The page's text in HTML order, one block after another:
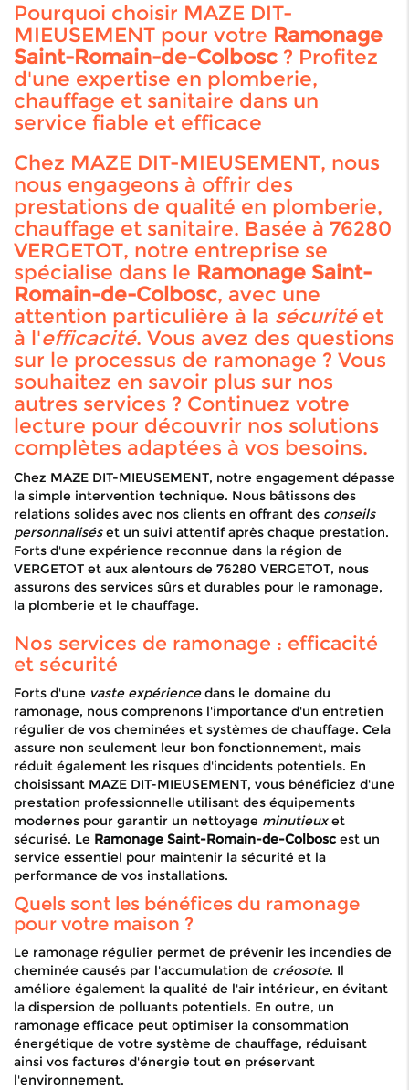
Pourquoi choisir MAZE DIT-
MIEUSEMENT pour votre Ramonage
Saint-Romain-de-Colbosc ? Profitez
d'une expertise en plomberie,
chauffage et sanitaire dans un
service fiable et efficace
Chez MAZE DIT-MIEUSEMENT, nous
nous engageons à offrir des
prestations de qualité en plomberie,
chauffage et sanitaire. Basée à 76280
VERGETOT, notre entreprise se
spécialise dans le Ramonage Saint-
Romain-de-Colbosc, avec une
attention particulière à la sécuritéet
à l'efficacité. Vous avez des questions
sur le processus de ramonage ? Vous
souhaitez en savoir plus sur nos
autres services ? Continuez votre
lecture pour découvrir nos solutions
complètes adaptées à vos besoins.
Chez MAZE DIT-MIEUSEMENT, notre engagement dépasse
la simple intervention technique. Nous bâtissons des
relations solides avec nos clients en offrant des conseils
personnaliséset un suivi attentif après chaque prestation.
Forts d'une expérience reconnue dans la région de
VERGETOT et aux alentours de 76280 VERGETOT, nous
assurons des services sûrs et durables pour le ramonage,
la plomberie et le chauffage.
Nos services de ramonage : efficacité
et sécurité
Forts d'une vaste expériencedans le domaine du
ramonage, nous comprenons l'importance d'un entretien
régulier de vos cheminées et systèmes de chauffage. Cela
assure non seulement leur bon fonctionnement, mais
réduit également les risques d'incidents potentiels. En
choisissant MAZE DIT-MIEUSEMENT, vous bénéficiez d'une
prestation professionnelle utilisant des équipements
modernes pour garantir un nettoyage minutieuxet
sécurisé. Le Ramonage Saint-Romain-de-Colbosc est un
service essentiel pour maintenir la sécurité et la
performance de vos installations.
Quels sont les bénéfices du ramonage
pour votre maison ?
Le ramonage régulier permet de prévenir les incendies de
cheminée causés par l'accumulation de créosote. Il
améliore également la qualité de l'air intérieur, en évitant
la dispersion de polluants potentiels. En outre, un
ramonage efficace peut optimiser la consommation
énergétique de votre système de chauffage, réduisant
ainsi vos factures d'énergie tout en préservant
l'environnement.